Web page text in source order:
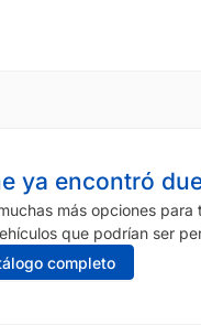
ya encontró
más opciones para
que podrían ser
completo